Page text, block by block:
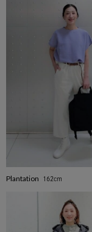
Plantation 162cm